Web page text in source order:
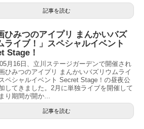
記事を読む
ひみつのアイプリ まんかいバズ
ライブ！」スペシャルイベント
Stage！
月16日、立川ステージガーデンで開催され
ひみつのアイプリ まんかいバズリウムライ
ペシャルイベント Secret Stage！の昼夜公
してきました。2月に単独ライブを開催して
り期間が開か...
記事を読む